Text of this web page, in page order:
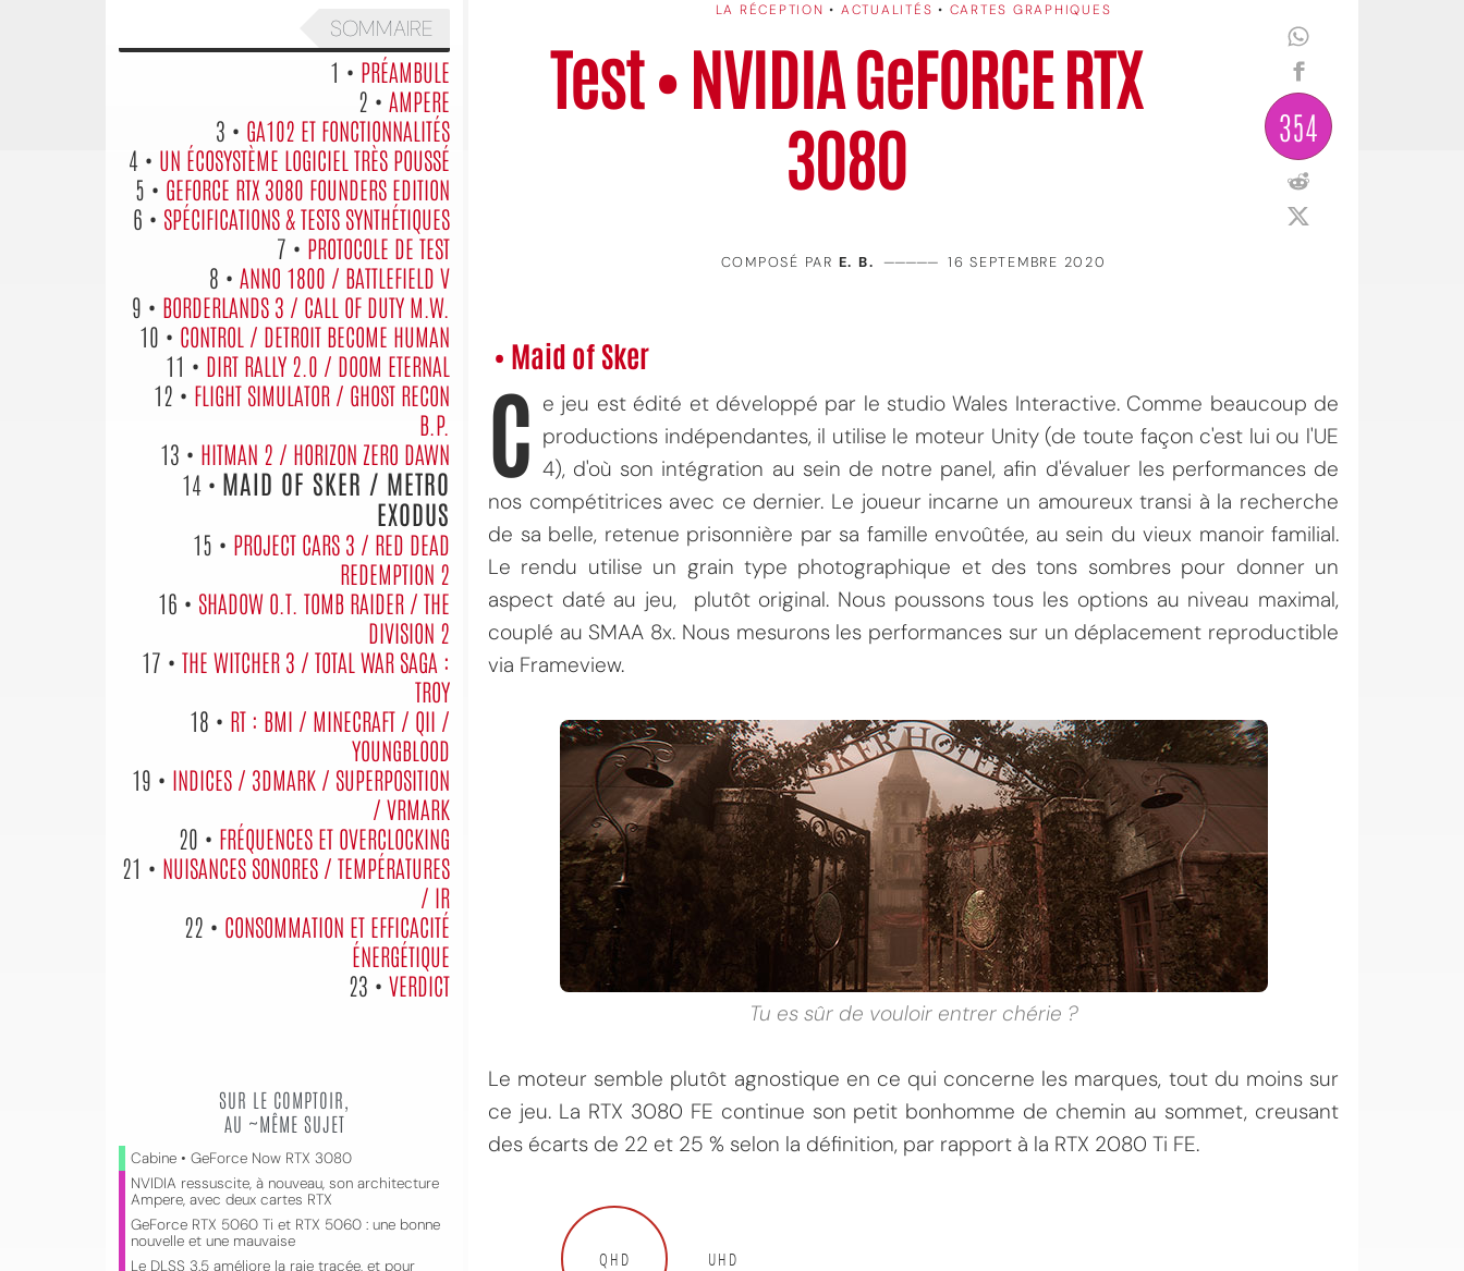
LA RÉCEPTION • ACTUALITÉS • CARTES GRAPHIQUES
Test • NVIDIA GeFORCE RTX
3080
354
COMPOSÉ PAR E. B. ————— 16 SEPTEMBRE 2020
• Maid of Sker
C e jeu est édité et développé par le studio Wales Interactive. Comme beaucoup de
productions indépendantes, il utilise le moteur Unity (de toute façon c'est lui ou l'UE
4), d'où son intégration au sein de notre panel, afin d'évaluer les performances de
nos compétitrices avec ce dernier. Le joueur incarne un amoureux transi à la recherche
de sa belle, retenue prisonnière par sa famille envoûtée, au sein du vieux manoir familial.
Le rendu utilise un grain type photographique et des tons sombres pour donner un
aspect daté au jeu, plutôt original. Nous poussons tous les options au niveau maximal,
couplé au SMAA 8x. Nous mesurons les performances sur un déplacement reproductible
via Frameview.
Tu es sûr de vouloir entrer chérie ?
Le moteur semble plutôt agnostique en ce qui concerne les marques, tout du moins sur
ce jeu. La RTX 3080 FE continue son petit bonhomme de chemin au sommet, creusant
des écarts de 22 et 25 % selon la définition, par rapport à la RTX 2080 Ti FE.
SOMMAIRE
1 • PRÉAMBULE
2 • AMPERE
3 • GA102 ET FONCTIONNALITÉS
4 • UN ÉCOSYSTÈME LOGICIEL TRÈS POUSSÉ
5 • GEFORCE RTX 3080 FOUNDERS EDITION
6 • SPÉCIFICATIONS & TESTS SYNTHÉTIQUES
7 • PROTOCOLE DE TEST
8 • ANNO 1800 / BATTLEFIELD V
9 • BORDERLANDS 3 / CALL OF DUTY M.W.
10 • CONTROL / DETROIT BECOME HUMAN
11 • DIRT RALLY 2.0 / DOOM ETERNAL
12 • FLIGHT SIMULATOR / GHOST RECON
B.P.
13 • HITMAN 2 / HORIZON ZERO DAWN
14 • MAID OF SKER / METRO
EXODUS
15 • PROJECT CARS 3 / RED DEAD
REDEMPTION 2
16 • SHADOW O.T. TOMB RAIDER / THE
DIVISION 2
17 • THE WITCHER 3 / TOTAL WAR SAGA :
TROY
18 • RT : BMI / MINECRAFT / QII /
YOUNGBLOOD
19 • INDICES / 3DMARK / SUPERPOSITION
/ VRMARK
20 • FRÉQUENCES ET OVERCLOCKING
21 • NUISANCES SONORES / TEMPÉRATURES
/ IR
22 • CONSOMMATION ET EFFICACITÉ
ÉNERGÉTIQUE
23 • VERDICT
SUR LE COMPTOIR,
AU ~MÊME SUJET
Cabine • GeForce Now RTX 3080
NVIDIA ressuscite, à nouveau, son architecture
Ampere, avec deux cartes RTX
GeForce RTX 5060 Ti et RTX 5060 : une bonne
nouvelle et une mauvaise
Le DLSS 3.5 améliore la raie tracée, et pour